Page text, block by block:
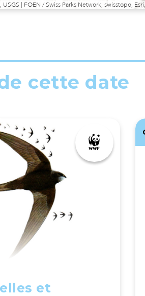
USGS | FOEN / Swiss Parks Network, swisstopo,
cette date
et